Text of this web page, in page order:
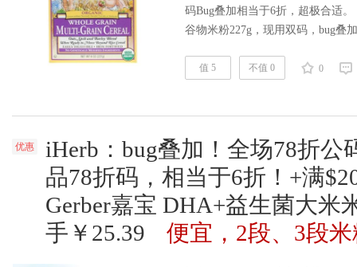
码Bug叠加相当于6折，超极合适
谷物米粉227g，现用双码，bug叠
专场>> | 母婴用品>>额外78折
值 5 不值 0 0
优惠
iHerb：bug叠加！全场78折公
品78折码，相当于6折！+满
Gerber嘉宝 DHA+益生菌大米
手￥25.39
便宜，2段、3段